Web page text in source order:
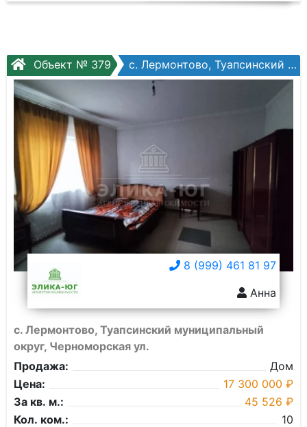
Объект № 379 с. Лермонтово, Туапсинский муниципальный округ, Черноморская ул.
8 (999) 461 81 97
Анна
с. Лермонтово, Туапсинский муниципальный
округ, Черноморская ул.
Продажа:
Дом
Цена:
17 300 000 ₽
За кв. м.:
45 526 ₽
Кол. ком.:
10